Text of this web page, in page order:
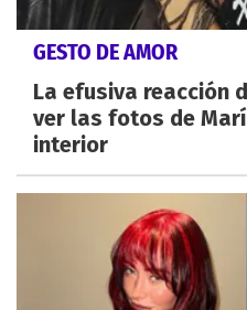
GESTO DE AMOR
La efusiva reacción
ver las fotos de
interior